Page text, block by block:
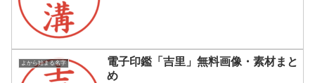
よから始まる名字
電子印鑑「吉里」無料画像・素材まと
め